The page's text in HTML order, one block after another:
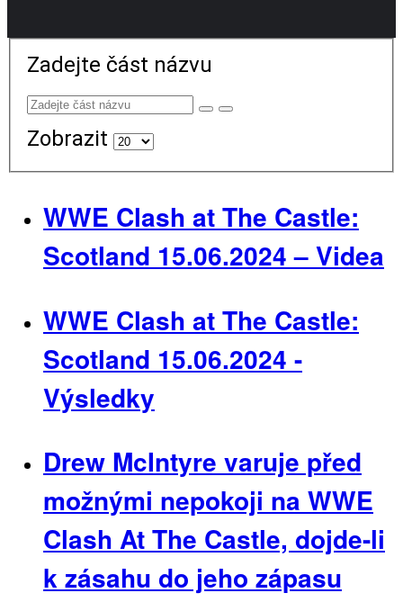
Zadejte část názvu
Zobrazit
WWE Clash at The Castle:
Scotland 15.06.2024 – Videa
WWE Clash at The Castle:
Scotland 15.06.2024 -
Výsledky
Drew McIntyre varuje před
možnými nepokoji na WWE
Clash At The Castle, dojde-li
k zásahu do jeho zápasu